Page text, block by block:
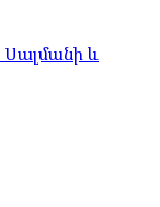
Սալմանի և